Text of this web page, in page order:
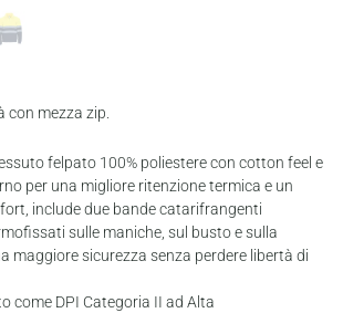
con mezza zip.
felpato 100% poliestere con cotton feel e
per una migliore ritenzione termica e un
include due bande catarifrangenti
sulle maniche, sul busto e sulla
maggiore sicurezza senza perdere libertà di
come DPI Categoria II ad Alta